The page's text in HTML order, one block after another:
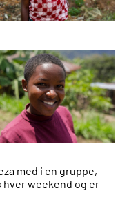
med i en gruppe,
hver weekend og er